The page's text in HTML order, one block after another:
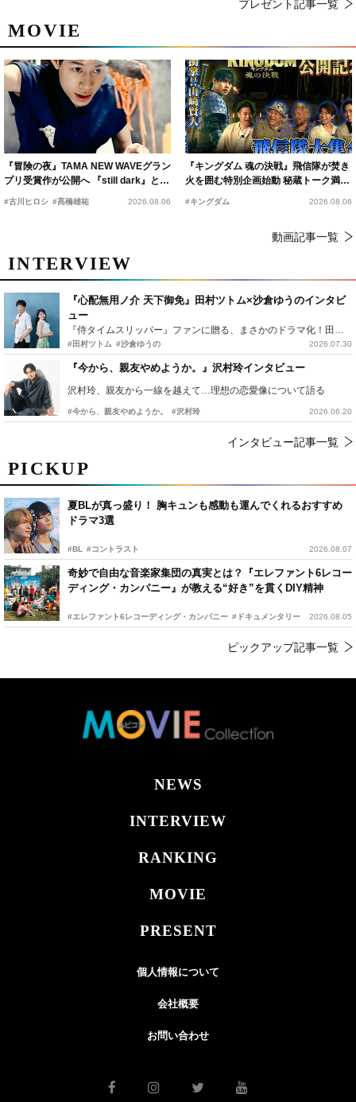
PICKUP
夏BLが真っ盛り！ 胸キュンも感動も運んでくれるおすすめ
ドラマ3選
#BL #コントラスト 2026.08.07
奇妙で自由な音楽家集団の真実とは？『エレファント6レコー
ディング・カンパニー』が教える“好き”を貫くDIY精神
#エレファント6レコーディング・カンパニー #ドキュメンタリー 2026.08.05
ピックアップ記事一覧
MOVIE
『冒険の夜』TAMA NEW WAVEグラン
プリ受賞作が公開へ 『still dark』と同
時上映決定
#古川ヒロシ #髙橋雄祐 2026.08.06
『キングダム 魂の決戦』飛信隊が焚き
火を囲む特別企画始動 秘蔵トーク満載
の“キングダムキャンプ”開催
#キングダム 2026.08.06
動画記事一覧
INTERVIEW
『心配無用ノ介 天下御免』田村ツトム×沙倉ゆうのインタビ
ュー
『侍タイムスリッパー』ファンに贈る、まさかのドラマ化！田村ツトム×沙倉ゆうのが語る『心配無用ノ介』撮影秘話
#田村ツトム #沙倉ゆうの 2026.07.30
『今から、親友やめようか。』沢村玲インタビュー
沢村玲、親友から一線を越えて…理想の恋愛像について語る
#今から、親友やめようか。 #沢村玲 2026.06.20
インタビュー記事一覧
プレゼント記事一覧
NEWS
INTERVIEW
RANKING
MOVIE
PRESENT
個人情報について
会社概要
お問い合わせ